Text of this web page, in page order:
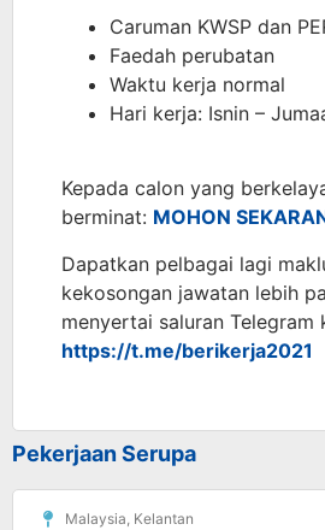
Caruman KWSP dan
Faedah perubatan
Waktu kerja normal
Hari kerja: Isnin –
Kepada calon yang
berminat: MOHON
Dapatkan pelbagai lagi
kekosongan jawatan lebih
menyertai saluran Telegram
https://t.me/berikerja2021
Pekerjaan Serupa
Malaysia, Kelantan